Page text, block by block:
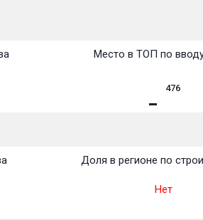
Место в ТОП по
476
Доля в регионе по
Нет